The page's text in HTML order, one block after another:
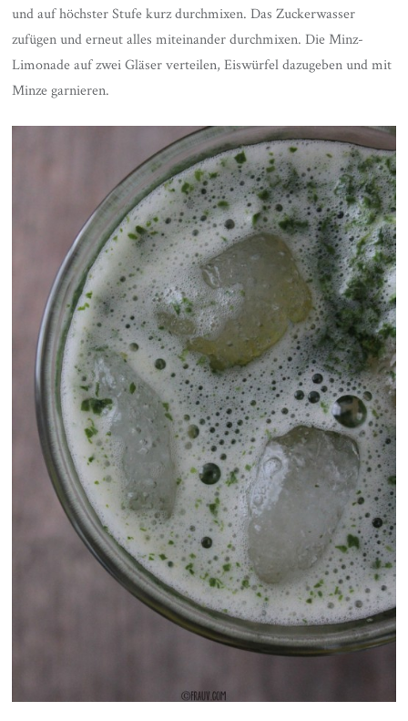
und auf höchster Stufe kurz durchmixen. Das Zuckerwasser
zufügen und erneut alles miteinander durchmixen. Die Minz-
Limonade auf zwei Gläser verteilen, Eiswürfel dazugeben und mit
Minze garnieren.